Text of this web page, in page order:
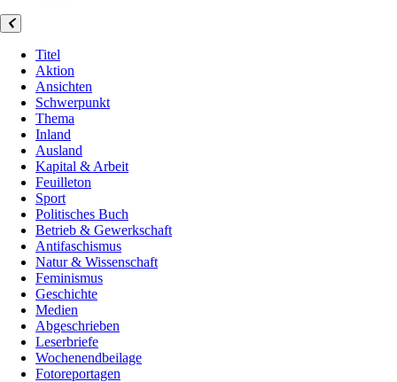
Titel
Aktion
Ansichten
Schwerpunkt
Thema
Inland
Ausland
Kapital & Arbeit
Feuilleton
Sport
Politisches Buch
Betrieb & Gewerkschaft
Antifaschismus
Natur & Wissenschaft
Feminismus
Geschichte
Medien
Abgeschrieben
Leserbriefe
Wochenendbeilage
Fotoreportagen